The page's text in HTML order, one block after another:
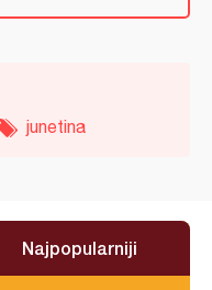
junetina
Najpopularniji